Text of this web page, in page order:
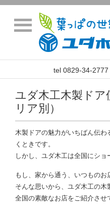
tel 0829-34-
ユダ木工木製ドア
リア別）
木製ドアの魅力がいちばん伝
くときです。
しかし、ユダ木工は全国にショ
もし、家から通う、いつものお
そんな思いから、ユダ木工の木
全国の素敵なお店をご紹介させ